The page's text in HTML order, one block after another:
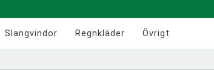
Slangvindor Regnkläder Övrigt